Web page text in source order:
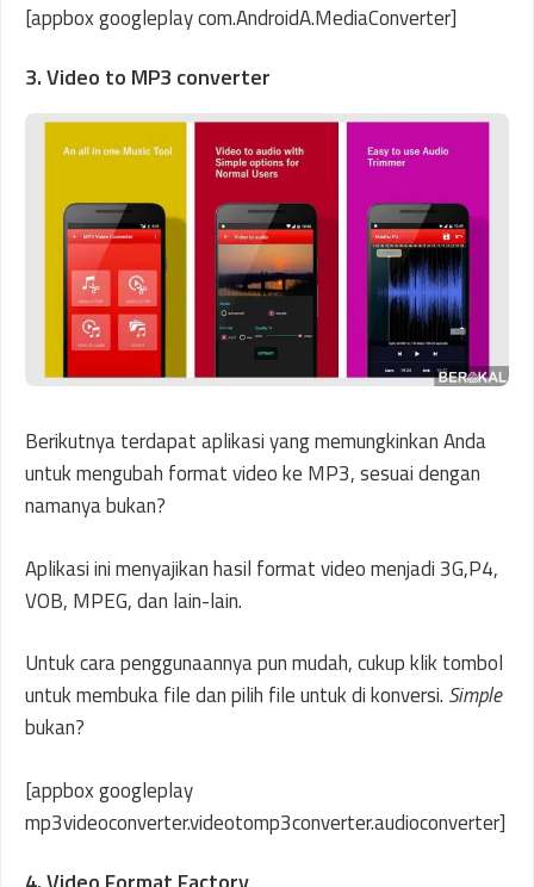
[appbox googleplay com.AndroidA.MediaConverter]
3. Video to MP3 converter
Berikutnya terdapat aplikasi yang memungkinkan Anda
untuk mengubah format video ke MP3, sesuai dengan
namanya bukan?
Aplikasi ini menyajikan hasil format video menjadi 3G,P4,
VOB, MPEG, dan lain-lain.
Untuk cara penggunaannya pun mudah, cukup klik tombol
untuk membuka file dan pilih file untuk di konversi. Simple
bukan?
[appbox googleplay
mp3videoconverter.videotomp3converter.audioconverter]